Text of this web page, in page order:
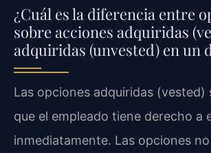
¿Cuál es la diferencia entre
sobre acciones adquiridas
adquiridas (unvested) en un
Las opciones adquiridas (vested)
que el empleado tiene derecho a
inmediatamente. Las opciones